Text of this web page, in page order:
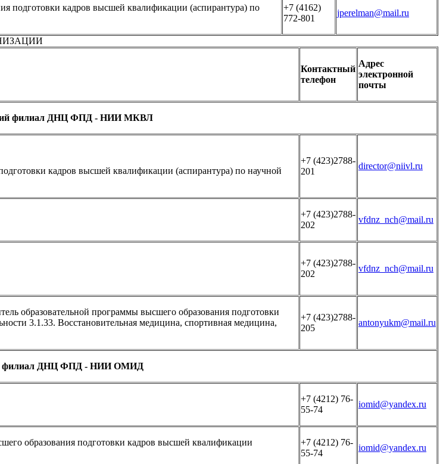
подготовки кадров высшей квалификации (аспирантура) по
+7 (4162)
772-801
jperelman@mail.ru
Контактный
телефон
Адрес
электронной
почты
филиал ДНЦ ФПД - НИИ МКВЛ
кадров высшей квалификации (аспирантура) по научной
+7 (423)2788-
201
director@niivl.ru
+7 (423)2788-
202
vfdnz_nch@mail.ru
+7 (423)2788-
202
vfdnz_nch@mail.ru
образовательной программы высшего образования подготовки
3.1.33. Восстановительная медицина, спортивная медицина,
+7 (423)2788-
205
antonyukm@mail.ru
филиал ДНЦ ФПД - НИИ ОМИД
+7 (4212) 76-
55-74
iomid@yandex.ru
образования подготовки кадров высшей квалификации
+7 (4212) 76-
55-74
iomid@yandex.ru